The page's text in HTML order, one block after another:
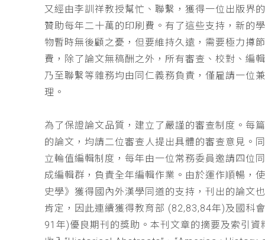
又經由李訓祥教授幫忙、聯繫，獲得一位出版界
贊助每年二十萬的印刷費。有了這些支持，新的
物暫時無後顧之憂，但要維持久遠，需要極力撙
費，除了論文無稿酬之外，所有審查、校對、編
乃至聯繫等雜務均由同仁義務負責，僅雇請一位
理。
為了保證論文品質，建立了嚴謹的審查制度。每
的論文，均請二位審查人提出具體的審查意見。
立輪值編輯制度，每年由一位常務委員邀請四位
成編輯群，負責全年編輯作業。由於運作順暢，
史學》獲得國內外漢學同道的支持，刊出的論文
肯定，因此連續獲得教育部 (82,83,84年)及國科
91年)優良期刊的獎助。本刊文章的摘要及索引資